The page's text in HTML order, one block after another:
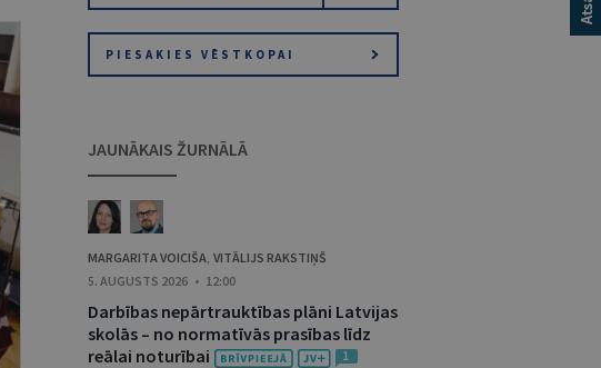
PIESAKIES VĒSTKOPAI
JAUNĀKAIS ŽURNĀLĀ
MARGARITA VOICIŠA, VITĀLIJS RAKSTIŅŠ
5. AUGUSTS 2026 • 12:00
Darbības nepārtrauktības plāni Latvijas
skolās – no normatīvās prasības līdz
reālai noturībai
1